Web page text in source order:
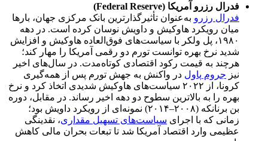
فدرال رزرو آمریکا (Federal Reserve)
فدرال رزرو به‌عنوان تأثیرگذارترین بانک مرکزی جهان، بارها
میان رویکرد هاوکیش و داویش نوسان کرده است. در دهه
۱۹۸۰، پل ولکر با سیاست‌های فوق‌العاده هاوکیش و افزایش
شدید نرخ بهره توانست تورم دو رقمی آمریکا را مهار کند؛
هرچند به قیمت رکود اقتصادی کوتاه‌مدت. در سال‌های اخیر
نیز جروم پاول در واکنش به جهش تورم پس از همه‌گیری
کرونا، از ۲۰۲۲ سیاست‌های هاوکیش شدیدی اتخاذ کرد و نرخ
بهره را به بالاترین سطوح دو دهه اخیر رساند. در مقابل، دوره
بن برنانکه (۲۰۰۸–۲۰۱۴) نمونه‌ای از رویکرد داویش بود؛
زمانی که با اجرای سیاست‌های تسهیل مقداری، نقدینگی
عظیمی وارد اقتصاد آمریکا شد تا تبعات بحران مالی کاهش